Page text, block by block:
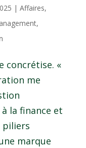
| Affaires,
,
concrétise. «
me
la finance et
piliers
marque